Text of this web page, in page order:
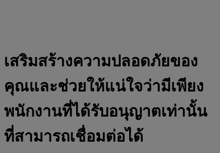
เสริมสร้างความปลอดภัยของ
คุณและช่วยให้แน่ใจว่ามีเพียง
พนักงานที่ได้รับอนุญาตเท่านั้น
ที่สามารถเชื่อมต่อได้